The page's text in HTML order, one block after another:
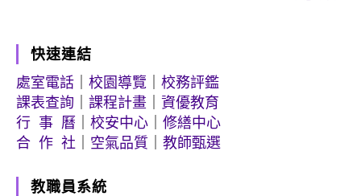
快速連結
處室電話
校園導覽
校務評鑑
課表查詢
課程計畫
資優教育
行 事 曆
校安中心
修繕中心
合 作 社
空氣品質 教師甄選
教職員系統